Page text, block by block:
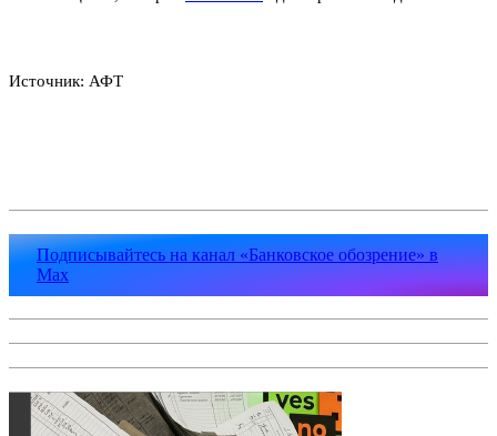
Источник: АФТ
Подписывайтесь на канал «Банковское обозрение» в
Max